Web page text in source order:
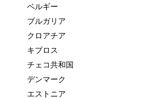
ベルギー
ブルガリア
クロアチア
キプロス
チェコ共和国
デンマーク
エストニア